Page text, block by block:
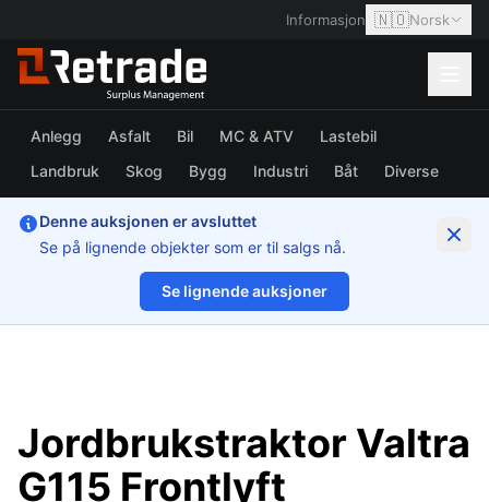
Informasjon 🇳🇴Norsk
Anlegg Asfalt Bil MC & ATV
Lastebil
Landbruk
Skog Bygg Industri Båt Diverse
Denne auksjonen er avsluttet
Se på lignende objekter som er til salgs nå.
Se lignende auksjoner
1/66
Jordbrukstraktor Valtra
G115 Frontlyft